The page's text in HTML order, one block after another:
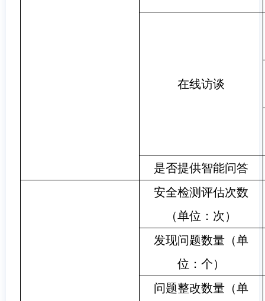
在线访谈
是否提供智能问答
安全检测评估次数
（单位：次）
发现问题数量（单
位：个）
问题整改数量（单